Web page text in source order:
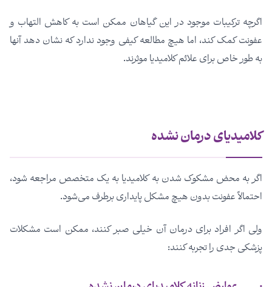
اگرچه ترکیبات موجود در این گیاهان ممکن است به کاهش التهاب و
عفونت کمک کند، اما هیچ مطالعه کیفی وجود ندارد که نشان دهد آنها
به طور خاص برای علائم کلامیدیا موثرند.
کلامیدیای درمان نشده
اگر به محض مشکوک شدن به کلامیدیا به یک متخصص مراجعه شود،
احتمالاً عفونت بدون هیچ مشکل پایداری برطرف می‌شود.
ولی اگر افراد برای درمان آن خیلی صبر کنند، ممکن است مشکلات
پزشکی جدی را تجربه کنند: